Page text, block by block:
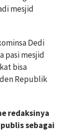
mesjid
Dedi
pasi mesjid
bisa
Republik
redaksinya
sebagai